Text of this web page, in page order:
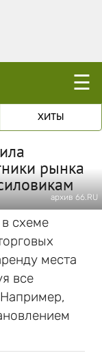
☰
ХИТЫ
рынка
архив 66.RU
схеме
места
все